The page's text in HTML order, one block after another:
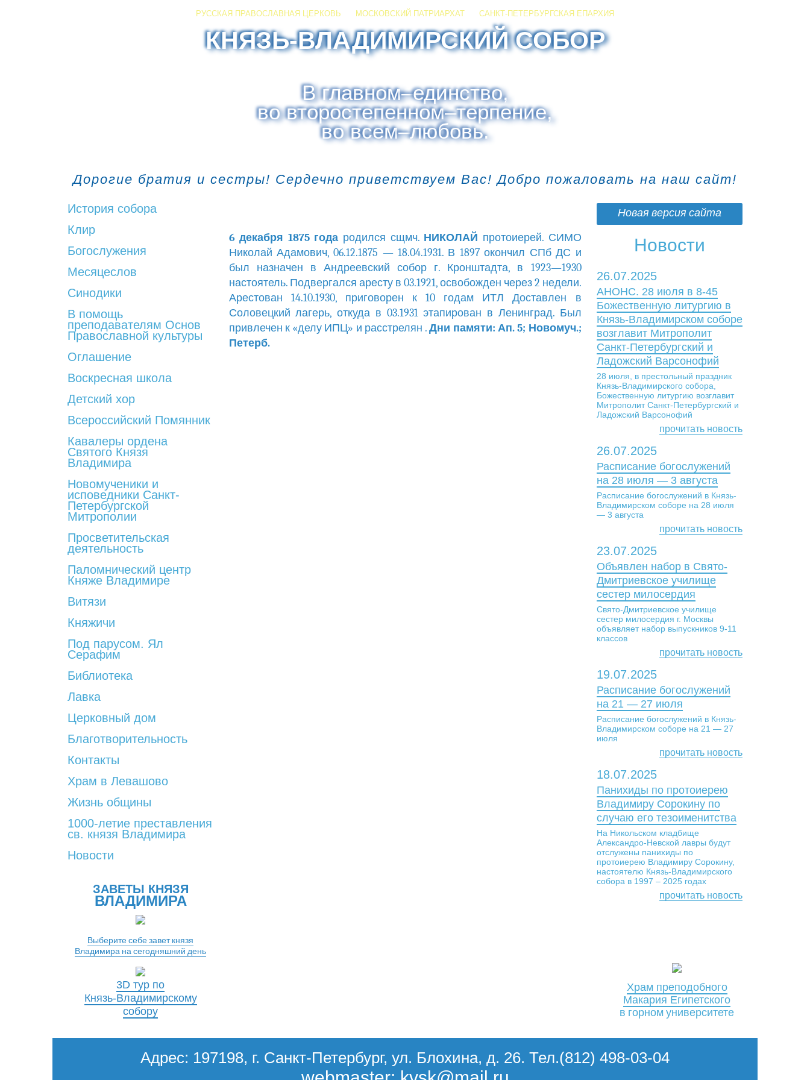
РУССКАЯ ПРАВОСЛАВНАЯ ЦЕРКОВЬ МОСКОВСКИЙ ПАТРИАРХАТ САНКТ-ПЕТЕРБУРГСКАЯ ЕПАРХИЯ
КНЯЗЬ-ВЛАДИМИРСКИЙ СОБОР
В главном–единство,
во второстепенном–терпение,
во всем–любовь.
Дорогие братия и сестры! Сердечно приветствуем Вас! Добро пожаловать на наш сайт!
История собора
Клир
Богослужения
Месяцеслов
Синодики
В помощь
преподавателям Основ
Православной культуры
Оглашение
Воскресная школа
Детский хор
Всероссийский Помянник
Кавалеры ордена
Святого Князя
Владимира
Новомученики и
исповедники Санкт-
Петербургской
Митрополии
Просветительская
деятельность
Паломнический центр
Княже Владимире
Витязи
Княжичи
Под парусом. Ял
Серафим
Библиотека
Лавка
Церковный дом
Благотворительность
Контакты
Храм в Левашово
Жизнь общины
1000-летие преставления
св. князя Владимира
Новости
ЗАВЕТЫ КНЯЗЯ
ВЛАДИМИРА
Выберите себе завет князя
Владимира на сегодняшний день
3D тур по
Князь-Владимирскому
собору
6 декабря 1875 года родился сщмч. НИКОЛАЙ протоиерей. СИМО
Николай Адамович, 06.12.1875 — 18.04.1931. В 1897 окончил СПб ДС и
был назначен в Андреевский собор г. Кронштадта, в 1923—1930
настоятель. Подвергался аресту в 03.1921, освобожден через 2 недели.
Арестован 14.10.1930, приговорен к 10 годам ИТЛ Доставлен в
Соловецкий лагерь, откуда в 03.1931 этапирован в Ленинград. Был
привлечен к «делу ИПЦ» и расстрелян .Дни памяти: Ап. 5; Новомуч.;
Петерб.
Новая версия сайта
Новости
26.07.2025
АНОНС. 28 июля в 8-45
Божественную литургию в
Князь-Владимирском соборе
возглавит Митрополит
Санкт-Петербургский и
Ладожский Варсонофий
28 июля, в престольный праздник
Князь-Владимирского собора,
Божественную литургию возглавит
Митрополит Санкт-Петербургский и
Ладожский Варсонофий
прочитать новость
26.07.2025
Расписание богослужений
на 28 июля — 3 августа
Расписание богослужений в Князь-
Владимирском соборе на 28 июля
— 3 августа
прочитать новость
23.07.2025
Объявлен набор в Свято-
Дмитриевское училище
сестер милосердия
Свято-Дмитриевское училище
сестер милосердия г. Москвы
объявляет набор выпускников 9-11
классов
прочитать новость
19.07.2025
Расписание богослужений
на 21 — 27 июля
Расписание богослужений в Князь-
Владимирском соборе на 21 — 27
июля
прочитать новость
18.07.2025
Панихиды по протоиерею
Владимиру Сорокину по
случаю его тезоименитства
На Никольском кладбище
Александро-Невской лавры будут
отслужены панихиды по
протоиерею Владимиру Сорокину,
настоятелю Князь-Владимирского
собора в 1997 – 2025 годах
прочитать новость
Храм преподобного
Макария Египетского
в горном университете
Адрес: 197198, г. Санкт-Петербург, ул. Блохина, д. 26. Тел.(812) 498-03-04